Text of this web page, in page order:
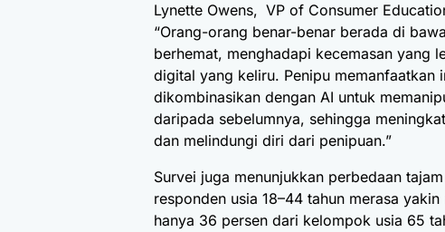
Lynette Owens, VP of Consumer
“Orang-orang benar-benar berada di
berhemat, menghadapi kecemasan yang
digital yang keliru. Penipu memanfaatkan
dikombinasikan dengan AI untuk
daripada sebelumnya, sehingga
dan melindungi diri dari penipuan.”
Survei juga menunjukkan perbedaan
responden usia 18–44 tahun merasa
hanya 36 persen dari kelompok usia 65